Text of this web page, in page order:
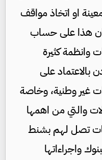
او اتخاذ مواقف
هذا على حساب
وانظمة كثيرة
بالاعتماد على
غير وطنية، وخاصة
والتي من اهمها
تصل لهم بشنط
واجراءاتها